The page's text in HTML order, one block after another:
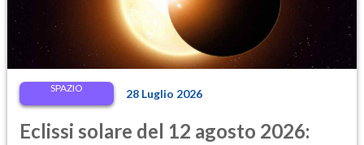
SPAZIO 28 Luglio 2026
Eclissi solare del 12 agosto 2026: